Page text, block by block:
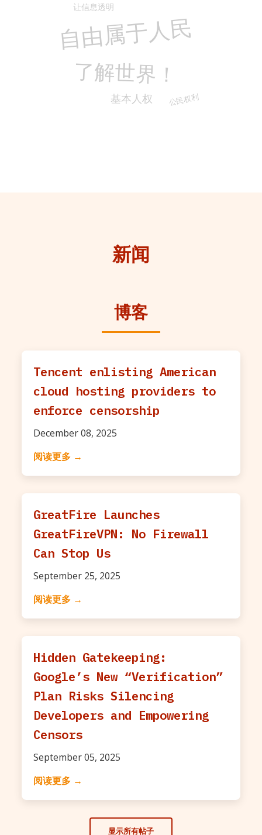
自由属于人民
基本人权
让信息透明
公民权利
了解世界！
新闻
博客
Tencent enlisting American
cloud hosting providers to
enforce censorship
December 08, 2025
阅读更多 →
GreatFire Launches
GreatFireVPN: No Firewall
Can Stop Us
September 25, 2025
阅读更多 →
Hidden Gatekeeping:
Google’s New “Verification”
Plan Risks Silencing
Developers and Empowering
Censors
September 05, 2025
阅读更多 →
显示所有帖子